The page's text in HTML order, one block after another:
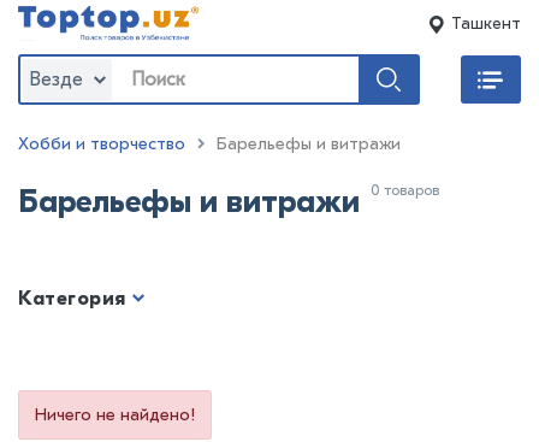
Ташкент
Везде
Хобби и творчество Барельефы и витражи
Барельефы и витражи 0 товаров
Категория
Ничего не найдено!